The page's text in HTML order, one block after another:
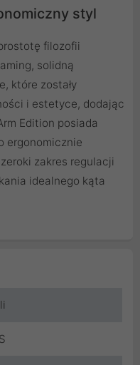
styl
filozofii
solidną
które zostały
i estetyce, dodając
Edition posiada
ergonomicznie
zakres regulacji
idealnego kąta